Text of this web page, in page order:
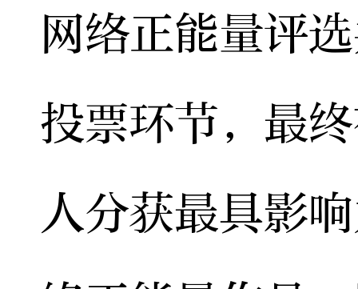
网络正能量评
投票环节，最
人分获最具影